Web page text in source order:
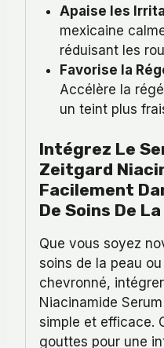
Apaise les
mexicaine
réduisant les
Favorise la
Accélère la
un teint plus
Intégrez Le
Zeitgard
Facilement
De Soins De
Que vous soyez
soins de la peau
chevronné,
Niacinamide
simple et efficace.
gouttes pour une